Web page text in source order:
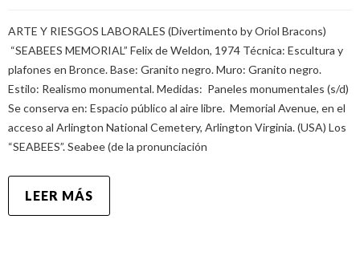
ARTE Y RIESGOS LABORALES (Divertimento by Oriol Bracons)
“SEABEES MEMORIAL” Felix de Weldon, 1974 Técnica: Escultura y
plafones en Bronce. Base: Granito negro. Muro: Granito negro.
Estilo: Realismo monumental. Medidas: Paneles monumentales (s/d)
Se conserva en: Espacio público al aire libre. Memorial Avenue, en el
acceso al Arlington National Cemetery, Arlington Virginia. (USA) Los
“SEABEES”. Seabee (de la pronunciación
LEER MÁS